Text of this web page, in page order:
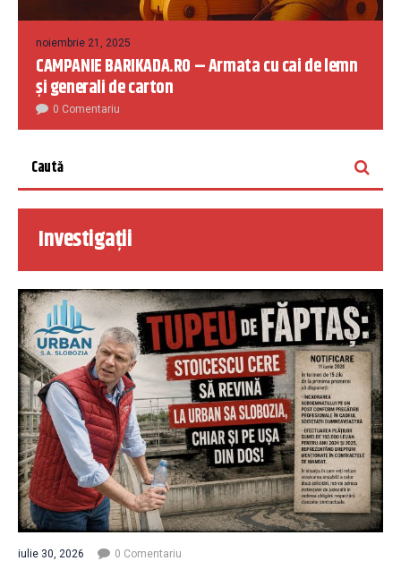
noiembrie 21, 2025
CAMPANIE BARIKADA.RO – Armata cu cai de lemn
și generali de carton
0 Comentariu
Investigații
iulie 30, 2026 0 Comentariu